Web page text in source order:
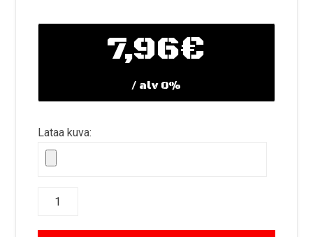
7,96€
/ alv 0%
Lataa kuva: